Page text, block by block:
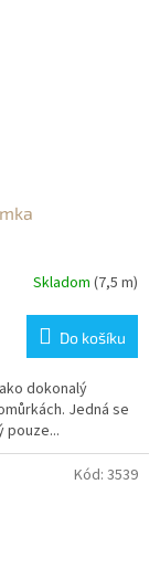
Skladom (7,5 m)
Do košíku
dokonalý
Jedná se
pouze...
Kód: 3539